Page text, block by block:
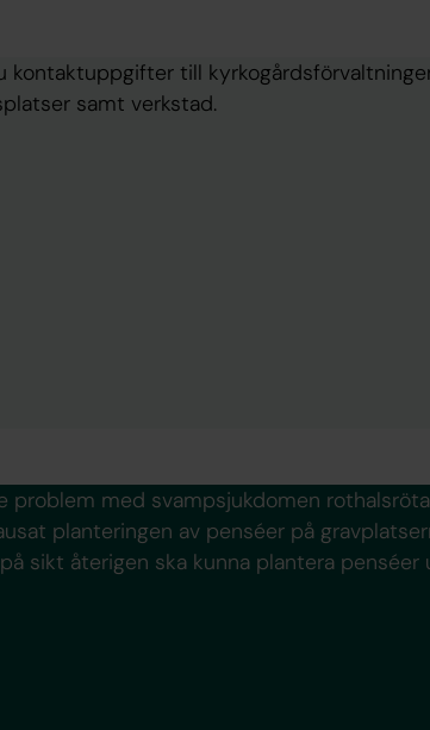
kontaktuppgifter till
samt verkstad.
problem med svampsjukdomen
planteringen av penséer på
sikt återigen ska kunna plantera